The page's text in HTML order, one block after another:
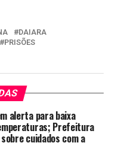
DAIARA
PRISÕES
alerta para baixa
Prefeitura
cuidados com a